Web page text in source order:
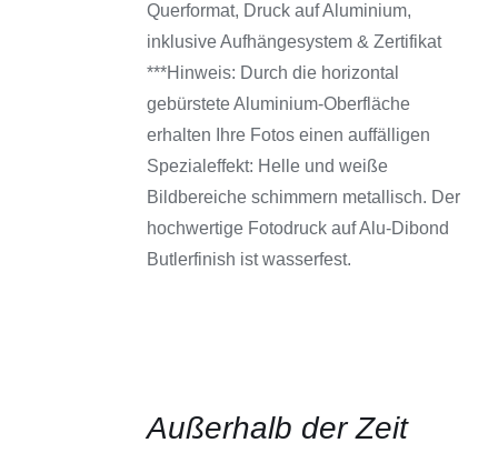
MEHRERE
VARIANTEN
PRODUKTSEITE
GEWÄHLT
Querformat, Druck auf Aluminium,
inklusive Aufhängesystem & Zertifikat
***Hinweis: Durch die horizontal
gebürstete Aluminium-Oberfläche
erhalten Ihre Fotos einen auffälligen
Spezialeffekt: Helle und weiße
Bildbereiche schimmern metallisch. Der
hochwertige Fotodruck auf Alu-Dibond
Butlerfinish ist wasserfest.
Außerhalb der Zeit